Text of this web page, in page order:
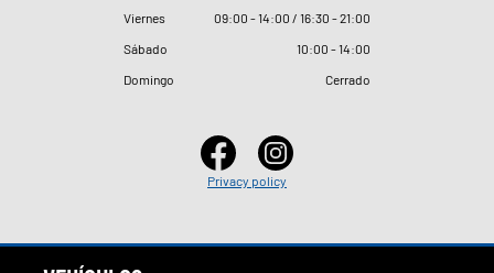
Viernes
09:00 - 14:00 / 16:30 - 21:00
Sábado
10:00 - 14:00
Domingo
Cerrado
Privacy policy